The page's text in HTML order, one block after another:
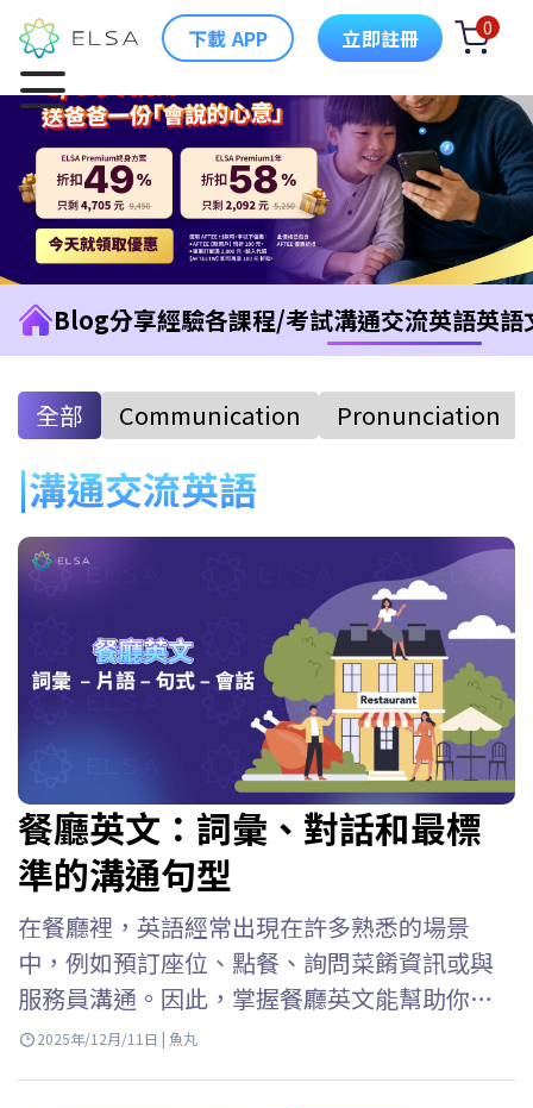
下載 APP 立即註冊 0
Blog分享經驗各課程/考試溝通交流英語英語
全部 Communication Pronunciation
溝通交流英語
餐廳英文：詞彙、對話和最標
準的溝通句型
在餐廳裡，英語經常出現在許多熟悉的場景
中，例如預訂座位、點餐、詢問菜餚資訊或與
服務員溝通。因此，掌握餐廳英文能幫助你更
自然、更準確地應對各種對話。 ELSA Speak 整
2025年/12月/11日 | 魚丸